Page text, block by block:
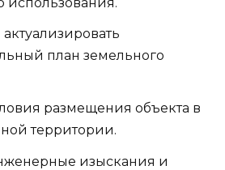
план земельного
размещения объекта в
территории.
изыскания и